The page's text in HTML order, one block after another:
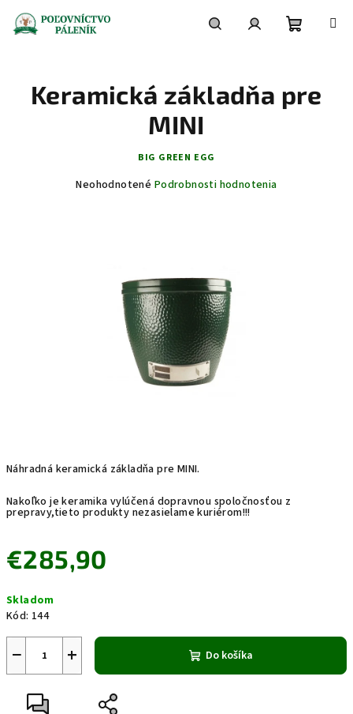
obsah
košík
Náhradná keramická základňa pre MINI.
Nakoľko je keramika vylúčená dopravnou spoločnosťou z
prepravy,tieto produkty nezasielame kuriérom!!!
€285,90
cena:
Skladom
Kód: 144
+
− Do košíka
Keramická základňa pre
MINI
BIG GREEN EGG
Priemerné
hviezdičiek.
Neohodnotené Podrobnosti hodnotenia